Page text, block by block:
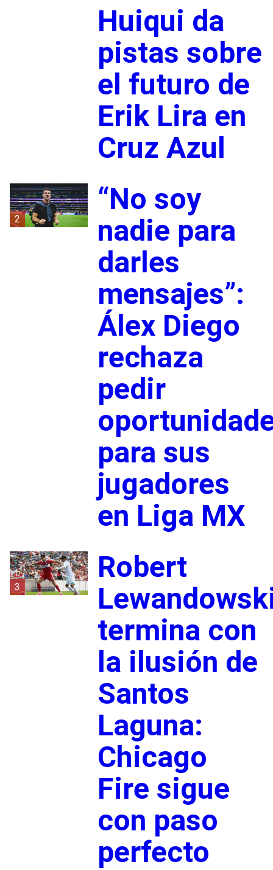
Huiqui da
pistas sobre
el futuro de
Erik Lira en
Cruz Azul
2
“No soy
nadie para
darles
mensajes”:
Álex Diego
rechaza
pedir
para sus
jugadores
en Liga MX
3
Robert
termina con
la ilusión de
Santos
Laguna:
Chicago
Fire sigue
con paso
perfecto